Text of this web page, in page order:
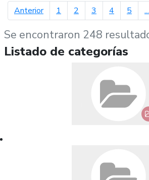
Anteriorpágina anterior
1 2 3 4 5 ...
Se encontraron 248
Listado de categorías